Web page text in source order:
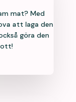
mat? Med
att laga den
göra den